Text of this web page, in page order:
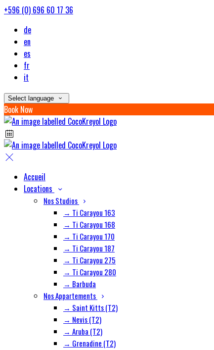
+596 (0) 696 60 17 36
de
en
es
fr
it
Select language
Book Now
Accueil
Locations
Nos Studios
→ Ti Carayou 163
→ Ti Carayou 168
→ Ti Carayou 170
→ Ti Carayou 187
→ Ti Carayou 275
→ Ti Carayou 280
→ Barbuda
Nos Appartements
→ Saint Kitts (T2)
→ Nevis (T2)
→ Aruba (T2)
→ Grenadine (T2)